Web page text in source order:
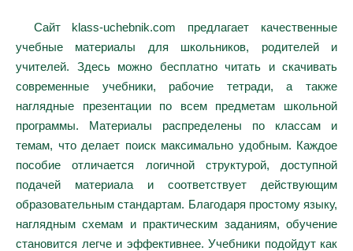
Сайт klass-uchebnik.com предлагает качественные
учебные материалы для школьников, родителей и
учителей. Здесь можно бесплатно читать и скачивать
современные учебники, рабочие тетради, а также
наглядные презентации по всем предметам школьной
программы. Материалы распределены по классам и
темам, что делает поиск максимально удобным. Каждое
пособие отличается логичной структурой, доступной
подачей материала и соответствует действующим
образовательным стандартам. Благодаря простому языку,
наглядным схемам и практическим заданиям, обучение
становится легче и эффективнее. Учебники подойдут как